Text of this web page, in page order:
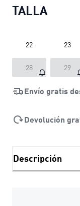
TALLA
22 23
28 29
Envío gratis
Devolución
Descripción